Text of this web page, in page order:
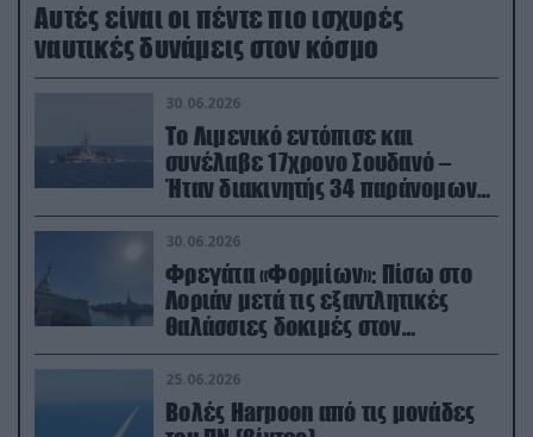
Aυτές είναι οι πέντε πιο ισχυρές
ναυτικές δυνάμεις στον κόσμο
30.06.2026
Το Λιμενικό εντόπισε και
συνέλαβε 17χρονο Σουδανό –
Ήταν διακινητής 34 παράνομων
μεταναστών
30.06.2026
Φρεγάτα «Φορμίων»: Πίσω στο
Λοριάν μετά τις εξαντλητικές
θαλάσσιες δοκιμές στον
απαιτητικό Βισκαϊκό
25.06.2026
Βολές Harpoon από τις μονάδες